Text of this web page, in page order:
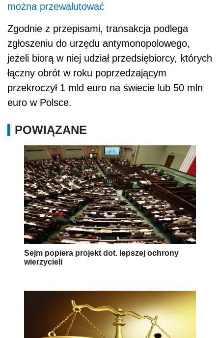
można przewalutować
Zgodnie z przepisami, transakcja podlega
zgłoszeniu do urzędu antymonopolowego,
jeżeli biorą w niej udział przedsiębiorcy, których
łączny obrót w roku poprzedzającym
przekroczył 1 mld euro na świecie lub 50 mln
euro w Polsce.
POWIĄZANE
Sejm popiera projekt dot. lepszej ochrony
wierzycieli